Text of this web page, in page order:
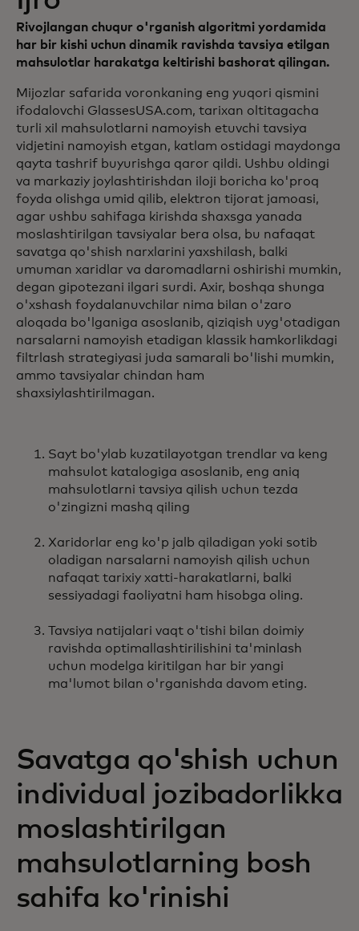
Rivojlangan chuqur o'rganish algoritmi yordamida
har bir kishi uchun dinamik ravishda tavsiya etilgan
mahsulotlar harakatga keltirishi bashorat qilingan.
Mijozlar safarida voronkaning eng yuqori qismini
ifodalovchi GlassesUSA.com, tarixan oltitagacha
turli xil mahsulotlarni namoyish etuvchi tavsiya
vidjetini namoyish etgan, katlam ostidagi maydonga
qayta tashrif buyurishga qaror qildi. Ushbu oldingi
va markaziy joylashtirishdan iloji boricha ko'proq
foyda olishga umid qilib, elektron tijorat jamoasi,
agar ushbu sahifaga kirishda shaxsga yanada
moslashtirilgan tavsiyalar bera olsa, bu nafaqat
savatga qo'shish narxlarini yaxshilash, balki
umuman xaridlar va daromadlarni oshirishi mumkin,
degan gipotezani ilgari surdi. Axir, boshqa shunga
o'xshash foydalanuvchilar nima bilan o'zaro
aloqada bo'lganiga asoslanib, qiziqish uyg'otadigan
narsalarni namoyish etadigan klassik hamkorlikdagi
filtrlash strategiyasi juda samarali bo'lishi mumkin,
ammo tavsiyalar chindan ham
shaxsiylashtirilmagan.
Sayt bo'ylab kuzatilayotgan trendlar va keng
mahsulot katalogiga asoslanib, eng aniq
mahsulotlarni tavsiya qilish uchun tezda
o'zingizni mashq qiling
Xaridorlar eng ko'p jalb qiladigan yoki sotib
oladigan narsalarni namoyish qilish uchun
nafaqat tarixiy xatti-harakatlarni, balki
sessiyadagi faoliyatni ham hisobga oling.
Tavsiya natijalari vaqt o'tishi bilan doimiy
ravishda optimallashtirilishini ta'minlash
uchun modelga kiritilgan har bir yangi
ma'lumot bilan o'rganishda davom eting.
Savatga qo'shish uchun
individual jozibadorlikka
moslashtirilgan
mahsulotlarning bosh
sahifa ko'rinishi